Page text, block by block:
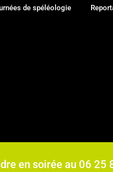
de spéléologie
en soirée au 06 25